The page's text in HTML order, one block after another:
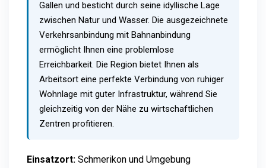
Gallen und besticht durch seine idyllische Lage
zwischen Natur und Wasser. Die ausgezeichnete
Verkehrsanbindung mit Bahnanbindung
ermöglicht Ihnen eine problemlose
Erreichbarkeit. Die Region bietet Ihnen als
Arbeitsort eine perfekte Verbindung von ruhiger
Wohnlage mit guter Infrastruktur, während Sie
gleichzeitig von der Nähe zu wirtschaftlichen
Zentren profitieren.
Einsatzort: Schmerikon und Umgebung